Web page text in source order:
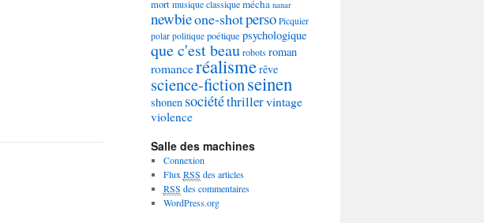
mortmusique classiquemécha nanar
newbieone-shotperso Picquier
polar politique poétique psychologique
que c'est beaurobotsroman
romanceréalismerêve
science-fictionseinen
shonen sociététhrillervintage
violence
Salle des machines
Connexion
Flux RSS des articles
RSS des commentaires
WordPress.org